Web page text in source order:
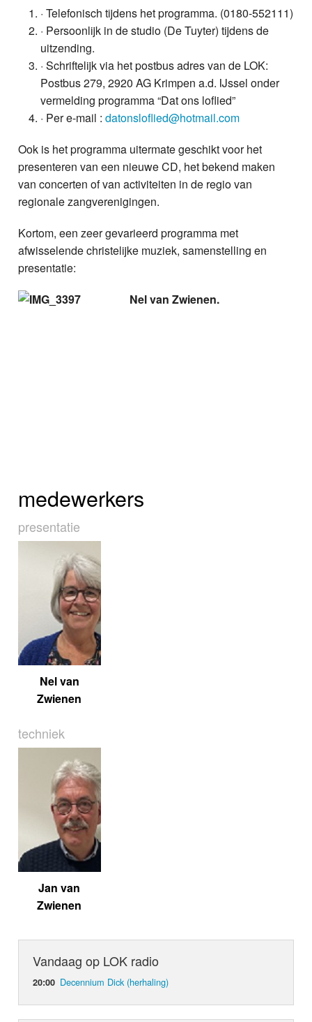
· Telefonisch tijdens het programma. (0180-552111)
· Persoonlijk in de studio (De Tuyter) tijdens de
uitzending.
· Schriftelijk via het postbus adres van de LOK:
Postbus 279, 2920 AG Krimpen a.d. IJssel onder
vermelding programma “Dat ons loflied”
· Per e-mail :datonsloflied@hotmail.com
Ook is het programma uitermate geschikt voor het
presenteren van een nieuwe CD, het bekend maken
van concerten of van activiteiten in de regio van
regionale zangverenigingen.
Kortom, een zeer gevarieerd programma met
afwisselende christelijke muziek, samenstelling en
presentatie:
Nel van Zwienen.
medewerkers
presentatie
Nel van
Zwienen
techniek
Jan van
Zwienen
Vandaag op LOK radio
20:00 Decennium Dick (herhaling)